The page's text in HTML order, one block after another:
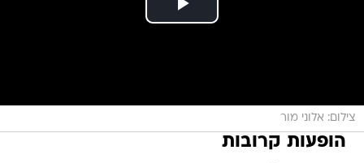
צילום: אלוני מור
הופעות קרובות